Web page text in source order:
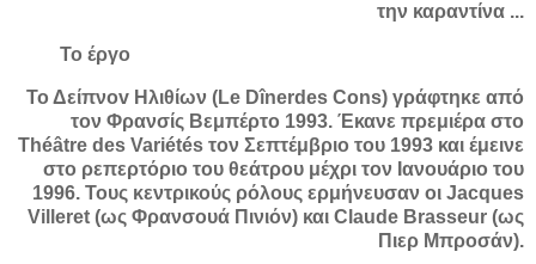
την καραντίνα ...
Το έργο
Το Δείπνοv Ηλιθίων (Le Dînerdes Cons) γράφτηκε από
τον Φρανσίς Βεμπέρτο 1993. Έκανε πρεμιέρα στο
Théâtre des Variétés τον Σεπτέμβριο του 1993 και έμεινε
στο ρεπερτόριο του θεάτρου μέχρι τον Ιανουάριο του
1996. Τους κεντρικούς ρόλους ερμήνευσαν οι Jacques
Villeret (ως Φρανσουά Πινιόν) και Claude Brasseur (ως
Πιερ Μπροσάν).